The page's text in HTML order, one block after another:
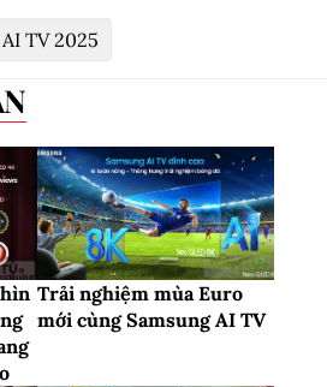
AI TV 2025
Trải nghiệm mùa Euro
mới cùng Samsung AI TV